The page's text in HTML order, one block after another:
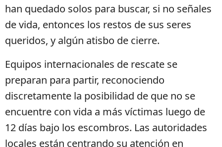
han quedado solos para buscar, si no señales
de vida, entonces los restos de sus seres
queridos, y algún atisbo de cierre.
Equipos internacionales de rescate se
preparan para partir, reconociendo
discretamente la posibilidad de que no se
encuentre con vida a más víctimas luego de
12 días bajo los escombros. Las autoridades
locales están centrando su atención en